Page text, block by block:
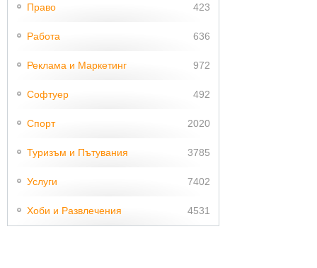
Право 423
Работа 636
Реклама и Маркетинг 972
Софтуер 492
Спорт 2020
Туризъм и Пътувания 3785
Услуги 7402
Хоби и Развлечения 4531